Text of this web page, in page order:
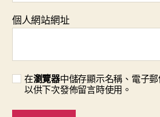
個人網站網址
在瀏覽器中儲存顯示名稱、電子
以供下次發佈留言時使用。